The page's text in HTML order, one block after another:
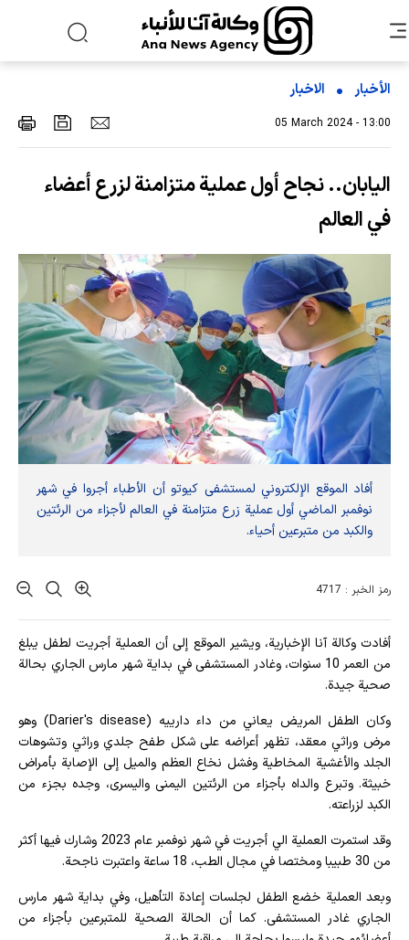
الأخبار الاخبار
05 March 2024 - 13:00
اليابان.. نجاح أول عملية متزامنة لزرع أعضاء
في العالم
أفاد الموقع الإلكتروني لمستشفى كيوتو أن الأطباء أجروا في شهر
نوفمبر الماضي أول عملية زرع متزامنة في العالم لأجزاء من الرئتين
والكبد من متبرعين أحياء.
رمز الخبر : 4717
أفادت وکالة آنا الإخباریة، ويشير الموقع إلى أن العملية أجريت لطفل يبلغ
من العمر 10 سنوات، وغادر المستشفى في بداية شهر مارس الجاري بحالة
صحية جيدة.
وكان الطفل المريض يعاني من داء دارييه (Darier's disease) وهو
مرض وراثي معقد، تظهر أعراضه على شكل طفح جلدي وراثي وتشوهات
الجلد والأغشية المخاطية وفشل نخاع العظم والميل إلى الإصابة بأمراض
خبيثة. وتبرع والداه بأجزاء من الرئتين اليمنى واليسرى، وجده بجزء من
الكبد لزراعته.
وقد استمرت العملية الي أجريت في شهر نوفمبر عام 2023 وشارك فيها أكثر
من 30 طبيبا ومختصا في مجال الطب، 18 ساعة واعتبرت ناجحة.
وبعد العملية خضع الطفل لجلسات إعادة التأهيل، وفي بداية شهر مارس
الجاري غادر المستشفى. كما أن الحالة الصحية للمتبرعين بأجزاء من